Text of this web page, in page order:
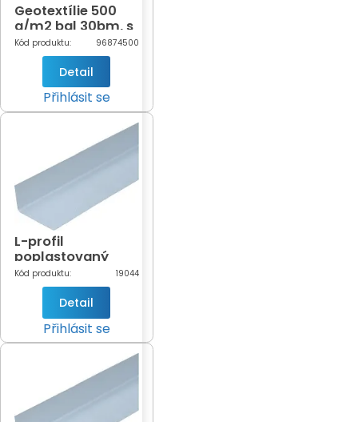
Geotextílie 500
g/m2 bal 30bm, s
protiplísňovou
úpravou, černá,
zažehlená (balení
30bm)
Kód produktu: 96874500
Detail
Přihlásit se
L-profil
poplastovaný
60x40mm x 2m
vnější, cena za 1
Kód produktu: 19044
Detail
Přihlásit se